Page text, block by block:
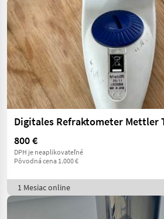
Digitales Refraktometer Mettler
800 €
DPH je neaplikovateľné
Pôvodná cena 1.000 €
1 Mesiac online